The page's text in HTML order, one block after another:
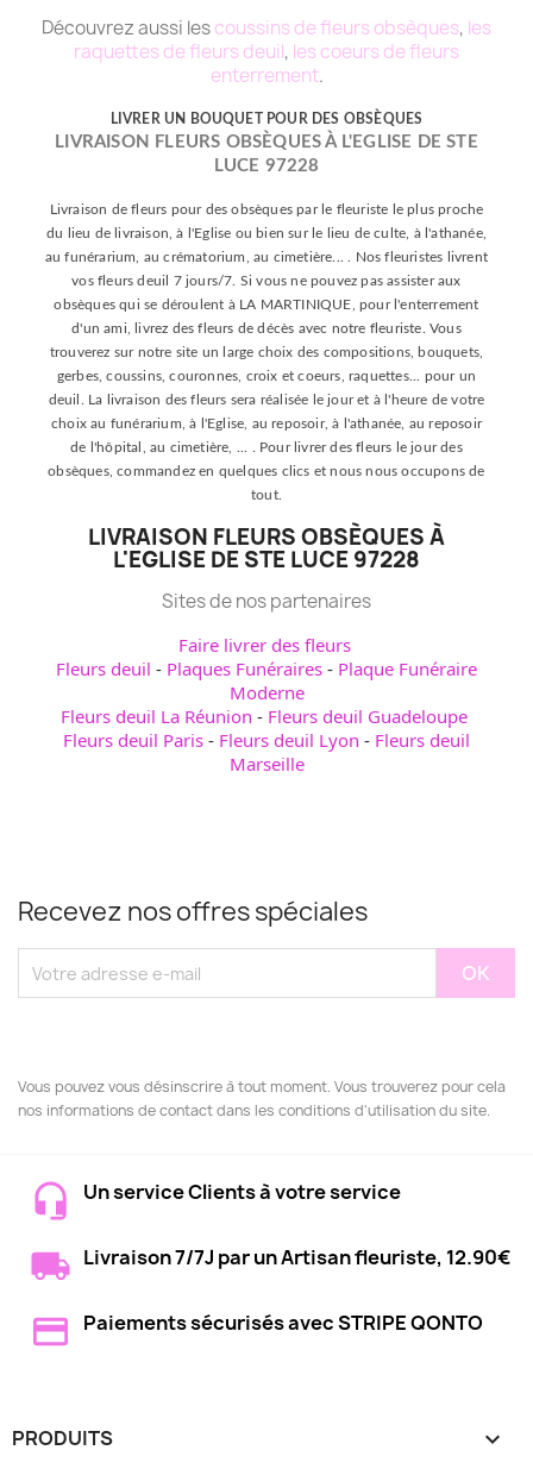
Découvrez aussi lescoussins de fleurs obsèques, les
raquettes de fleurs deuil, les coeurs de fleurs
enterrement.
LIVRER UN BOUQUET POUR DES OBSÈQUES
LIVRAISON FLEURS OBSÈQUES À L'EGLISE DE STE
LUCE 97228
Livraison de fleurs pour des obsèques par le fleuriste le plus proche
du lieu de livraison, à l'Eglise ou bien sur le lieu de culte, à l'athanée,
au funérarium, au crématorium, au cimetière... . Nos fleuristes livrent
vos fleurs deuil 7 jours/7. Si vous ne pouvez pas assister aux
obsèques qui se déroulent à LA MARTINIQUE, pour l'enterrement
d'un ami, livrez des fleurs de décès avec notre fleuriste. Vous
trouverez sur notre site un large choix des compositions, bouquets,
gerbes, coussins, couronnes, croix et coeurs, raquettes... pour un
deuil. La livraison des fleurs sera réalisée le jour et à l'heure de votre
choix au funérarium, à l'Eglise, au reposoir, à l'athanée, au reposoir
de l'hôpital, au cimetière, ... . Pour livrer des fleurs le jour des
obsèques, commandez en quelques clics et nous nous occupons de
tout.
LIVRAISON FLEURS OBSÈQUES À
L'EGLISE DE STE LUCE 97228
Sites de nos partenaires
Faire livrer des fleurs
Fleurs deuil - Plaques Funéraires - Plaque Funéraire
Moderne
Fleurs deuil La Réunion - Fleurs deuil Guadeloupe
Fleurs deuil Paris - Fleurs deuil Lyon - Fleurs deuil
Marseille
Recevez nos offres spéciales
Vous pouvez vous désinscrire à tout moment. Vous trouverez pour cela
nos informations de contact dans les conditions d'utilisation du site.
Un service Clients à votre service
Livraison 7/7J par un Artisan fleuriste, 12.90€
Paiements sécurisés avec STRIPE QONTO
PRODUITS 